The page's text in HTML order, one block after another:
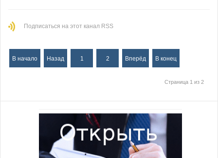
Подписаться на этот канал RSS
В начало Назад 1 2 Вперёд В конец
Страница 1 из 2